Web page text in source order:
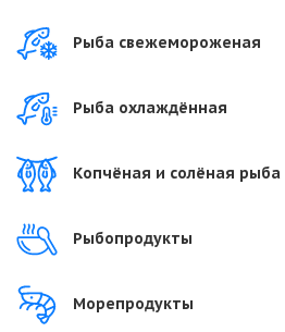
Рыба свежемороженая
Рыба охлаждённая
Копчёная и солёная рыба
Рыбопродукты
Морепродукты